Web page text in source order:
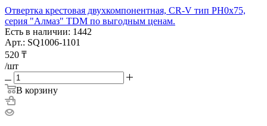
Отвертка крестовая двухкомпонентная, CR-V тип PH0x75,
серия "Алмаз" TDM по выгодным ценам.
Есть в наличии: 1442
Арт.: SQ1006-1101
520 ₸
/шт
В корзину